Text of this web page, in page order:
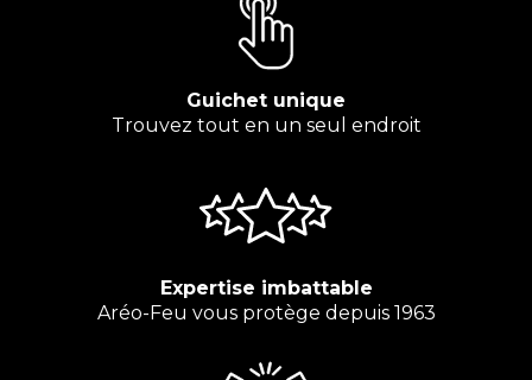
Guichet unique
Trouvez tout en un seul endroit
Expertise imbattable
Aréo-Feu vous protège depuis 1963